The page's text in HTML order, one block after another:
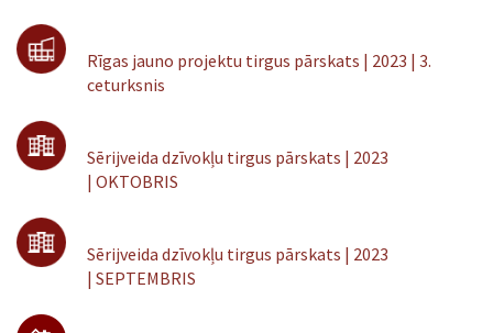
Rīgas jauno projektu tirgus pārskats | 2023 | 3.
ceturksnis
Sērijveida dzīvokļu tirgus pārskats | 2023
| OKTOBRIS
Sērijveida dzīvokļu tirgus pārskats | 2023
| SEPTEMBRIS